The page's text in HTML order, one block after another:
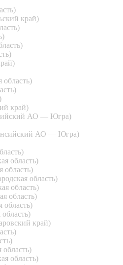
край)
область)
край)
АО — Югра)
АО — Югра)
область)
область)
область)
область)
область)
область)
область)
край)
область)
область)